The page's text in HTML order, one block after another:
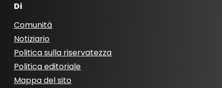
Di
Comunità
Notiziario
Politica sulla riservatezza
Politica editoriale
Mappa del sito